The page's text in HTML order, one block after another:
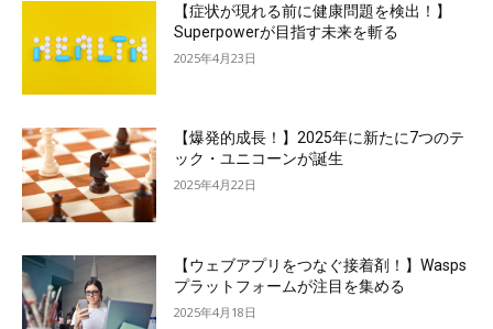
【症状が現れる前に健康問題を検出！】
Superpowerが目指す未来を斬る
2025年4月23日
【爆発的成長！】2025年に新たに7つのテ
ック・ユニコーンが誕生
2025年4月22日
【ウェブアプリをつなぐ接着剤！】Wasps
プラットフォームが注目を集める
2025年4月18日